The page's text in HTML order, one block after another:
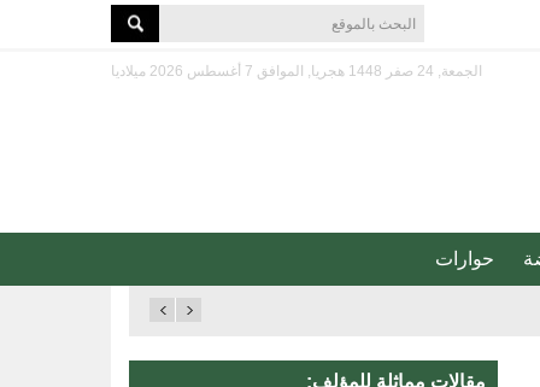
الجمعة, 24 صفر 1448 هجريا, الموافق 7 أغسطس 2026 ميلاديا
حوارات
مقالات مماثلة للمؤلف: